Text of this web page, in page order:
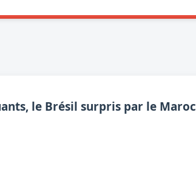
le Brésil surpris par le Maroc